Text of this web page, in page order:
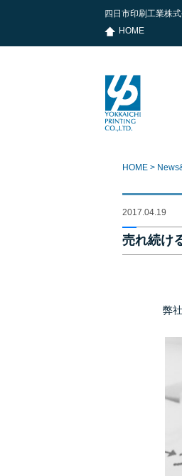
四日市印刷工業株
HOME
HOME >
2017.04.19
売れ続け
弊